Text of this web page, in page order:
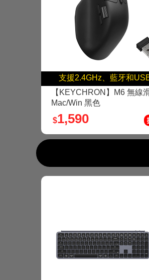
支援2.4GHz、藍牙和
【KEYCHRON】M6 無線
Mac/Win 黑色
$1,590